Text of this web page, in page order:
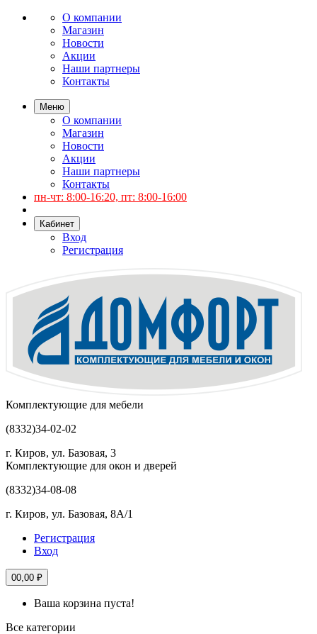
О компании
Магазин
Новости
Акции
Наши партнеры
Контакты
Меню
О компании
Магазин
Новости
Акции
Наши партнеры
Контакты
пн-чт: 8:00-16:20, пт: 8:00-16:00
Кабинет
Вход
Регистрация
Комплектующие для мебели
(8332)34-02-02
г. Киров, ул. Базовая, 3
Комплектующие для окон и дверей
(8332)34-08-08
г. Киров, ул. Базовая, 8А/1
Регистрация
Вход
00,00 ₽
Ваша корзина пуста!
Все категории